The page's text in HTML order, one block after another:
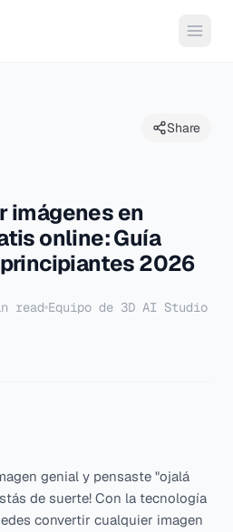
Share
imágenes en
online: Guía
2026
read Equipo de 3D AI Studio
genial y pensaste "ojalá
de suerte! Con la tecnología
convertir cualquier imagen